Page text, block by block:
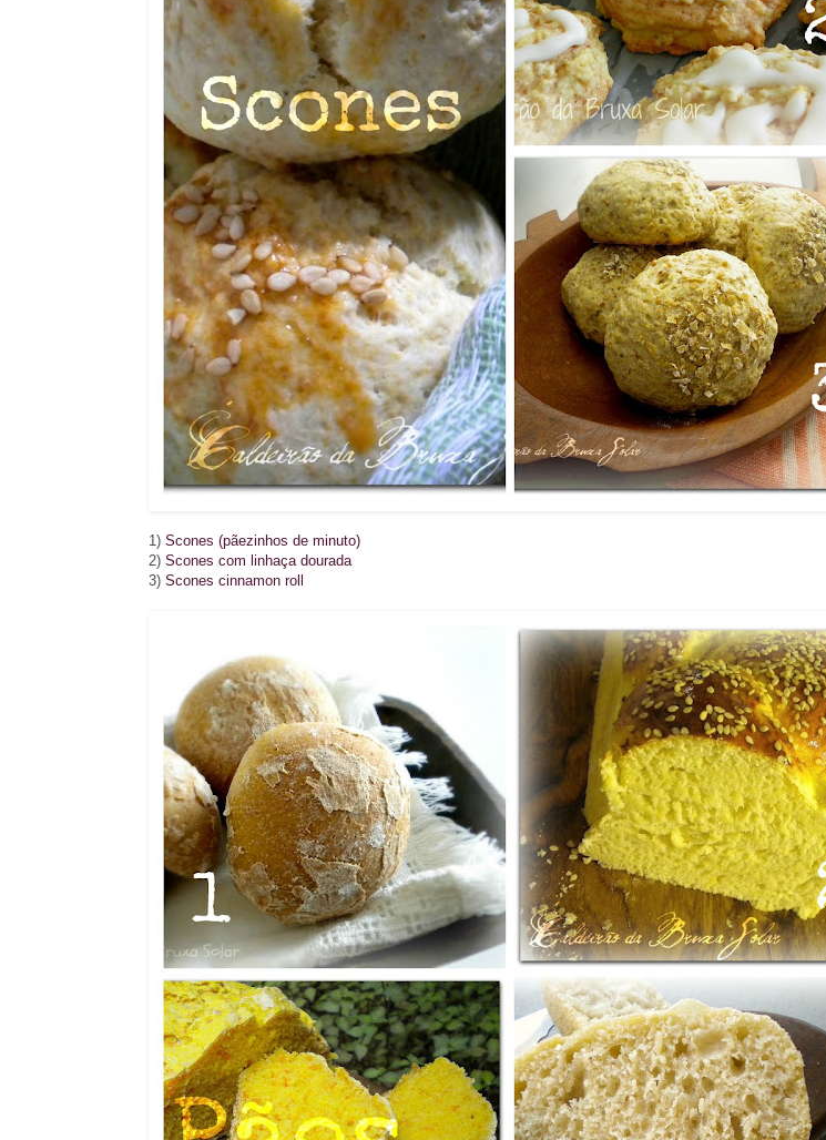
1) Scones (pãezinhos de minuto)
2) Scones com linhaça dourada
3) Scones cinnamon roll